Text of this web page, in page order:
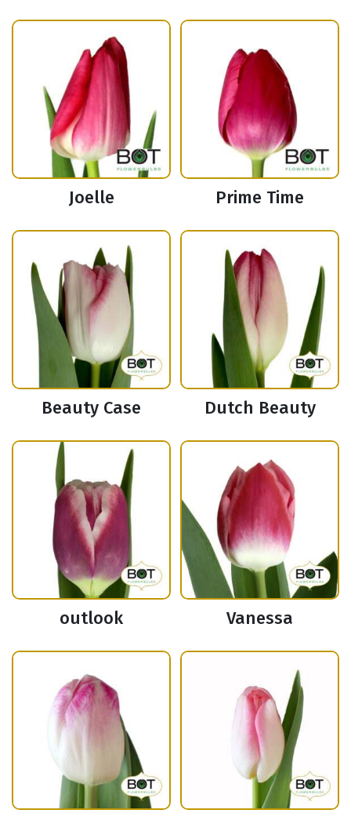
Joelle Prime Time
Beauty Case Dutch Beauty
outlook Vanessa